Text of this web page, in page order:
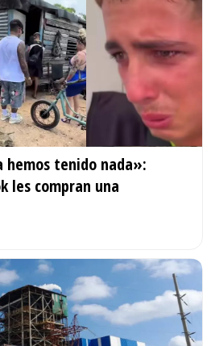
hemos tenido nada»:
les compran una